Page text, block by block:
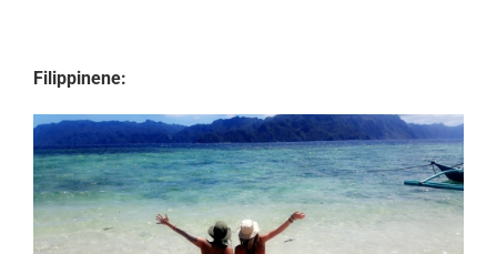
Filippinene: